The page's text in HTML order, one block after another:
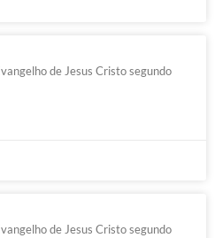
de Jesus Cristo segundo
de Jesus Cristo segundo